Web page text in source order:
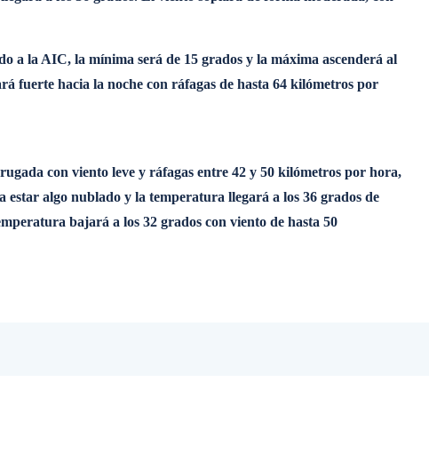
a la AIC, la mínima será de 15 grados y la máxima ascenderá al
fuerte hacia la noche con ráfagas de hasta 64 kilómetros por
con viento leve y ráfagas entre 42 y 50 kilómetros por hora,
algo nublado y la temperatura llegará a los 36 grados de
bajará a los 32 grados con viento de hasta 50